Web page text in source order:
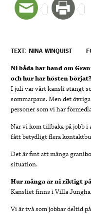
TEXT: NINA WINQUIST
Ni båda har hand om
och hur har hösten
I juli var vårt kansli stängt
sommarpaus. Men det
personer som vi har
När vi kom tillbaka på jobb
fått betydligt flera
Det är fint att många
situation.
Hur många är ni riktigt
Kansliet finns i Villa
Vi är två som jobbar deltid